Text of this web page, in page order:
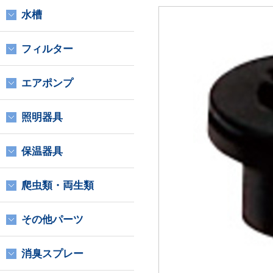
水槽
フィルター
エアポンプ
照明器具
保温器具
爬虫類・両生類
その他パーツ
消臭スプレー